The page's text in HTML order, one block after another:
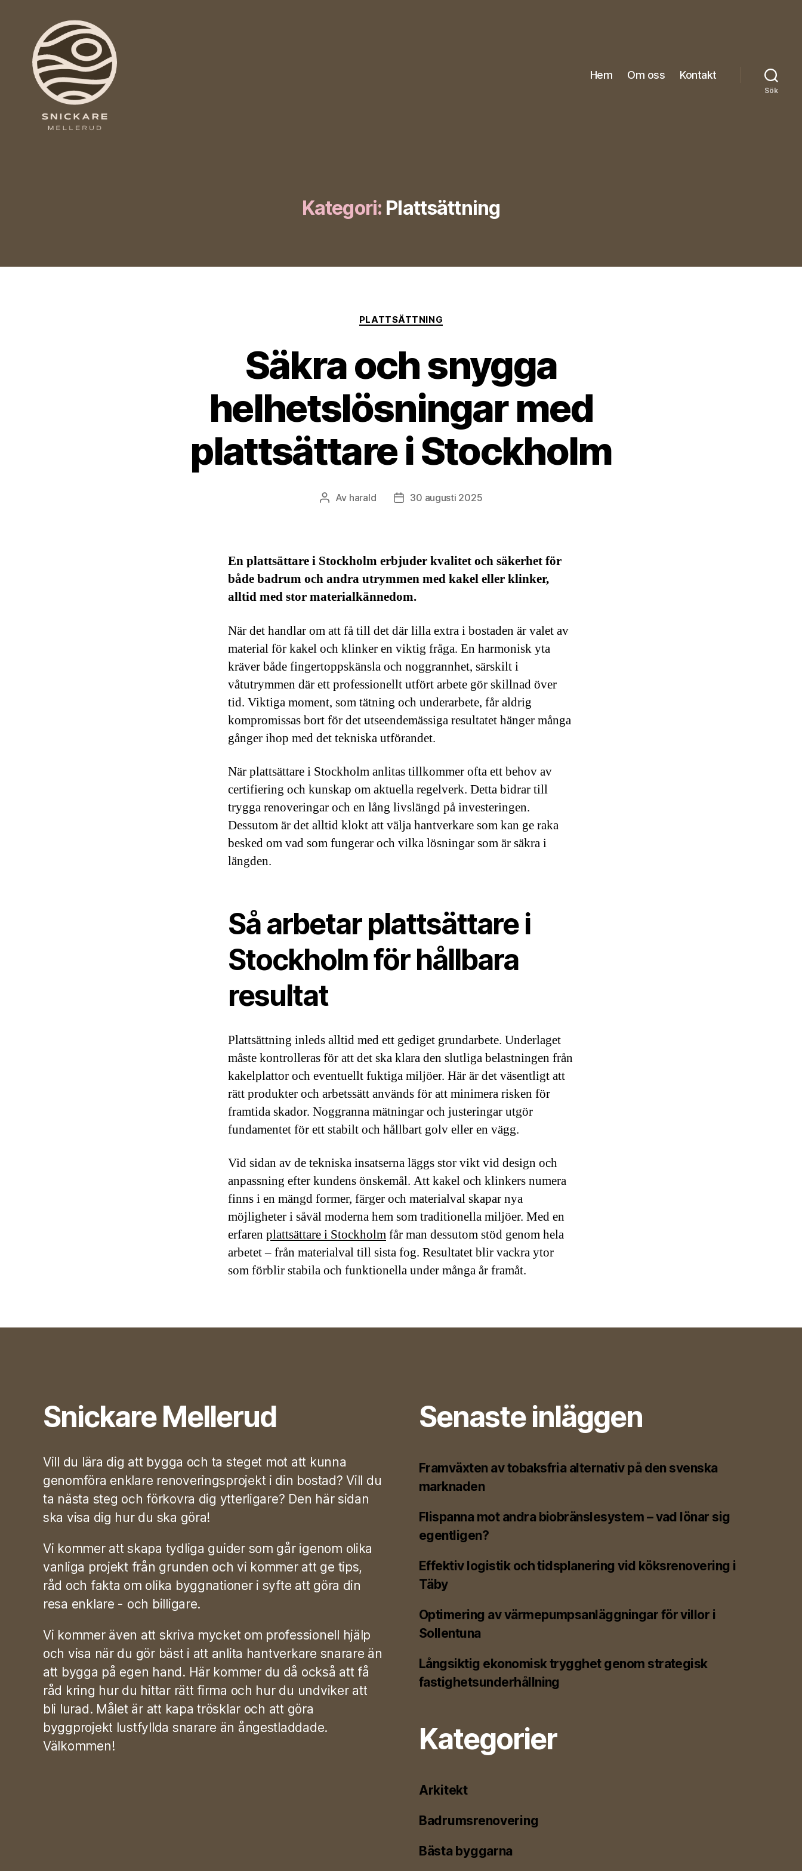
Hem Om oss Kontakt
Sök
Kategori: Plattsättning
Kategorier
PLATTSÄTTNING
Säkra och snygga
helhetslösningar med
plattsättare i Stockholm
Inläggsförfattare
Av harald Inläggsdatum
30 augusti 2025
En plattsättare i Stockholm erbjuder kvalitet och säkerhet för
både badrum och andra utrymmen med kakel eller klinker,
alltid med stor materialkännedom.
När det handlar om att få till det där lilla extra i bostaden är valet av
material för kakel och klinker en viktig fråga. En harmonisk yta
kräver både fingertoppskänsla och noggrannhet, särskilt i
våtutrymmen där ett professionellt utfört arbete gör skillnad över
tid. Viktiga moment, som tätning och underarbete, får aldrig
kompromissas bort för det utseendemässiga resultatet hänger många
gånger ihop med det tekniska utförandet.
När plattsättare i Stockholm anlitas tillkommer ofta ett behov av
certifiering och kunskap om aktuella regelverk. Detta bidrar till
trygga renoveringar och en lång livslängd på investeringen.
Dessutom är det alltid klokt att välja hantverkare som kan ge raka
besked om vad som fungerar och vilka lösningar som är säkra i
längden.
Så arbetar plattsättare i
Stockholm för hållbara
resultat
Plattsättning inleds alltid med ett gediget grundarbete. Underlaget
måste kontrolleras för att det ska klara den slutliga belastningen från
kakelplattor och eventuellt fuktiga miljöer. Här är det väsentligt att
rätt produkter och arbetssätt används för att minimera risken för
framtida skador. Noggranna mätningar och justeringar utgör
fundamentet för ett stabilt och hållbart golv eller en vägg.
Vid sidan av de tekniska insatserna läggs stor vikt vid design och
anpassning efter kundens önskemål. Att kakel och klinkers numera
finns i en mängd former, färger och materialval skapar nya
möjligheter i såväl moderna hem som traditionella miljöer. Med en
erfaren plattsättare i Stockholmfår man dessutom stöd genom hela
arbetet – från materialval till sista fog. Resultatet blir vackra ytor
som förblir stabila och funktionella under många år framåt.
Snickare Mellerud
Vill du lära dig att bygga och ta steget mot att kunna
genomföra enklare renoveringsprojekt i din bostad? Vill du
ta nästa steg och förkovra dig ytterligare? Den här sidan
ska visa dig hur du ska göra!
Vi kommer att skapa tydliga guider som går igenom olika
vanliga projekt från grunden och vi kommer att ge tips,
råd och fakta om olika byggnationer i syfte att göra din
resa enklare - och billigare.
Vi kommer även att skriva mycket om professionell hjälp
och visa när du gör bäst i att anlita hantverkare snarare än
att bygga på egen hand. Här kommer du då också att få
råd kring hur du hittar rätt firma och hur du undviker att
bli lurad. Målet är att kapa trösklar och att göra
byggprojekt lustfyllda snarare än ångestladdade.
Välkommen!
Senaste inläggen
Framväxten av tobaksfria alternativ på den svenska
marknaden
Flispanna mot andra biobränslesystem – vad lönar sig
egentligen?
Effektiv logistik och tidsplanering vid köksrenovering i
Täby
Optimering av värmepumpsanläggningar för villor i
Sollentuna
Långsiktig ekonomisk trygghet genom strategisk
fastighetsunderhållning
Kategorier
Arkitekt
Badrumsrenovering
Bästa byggarna